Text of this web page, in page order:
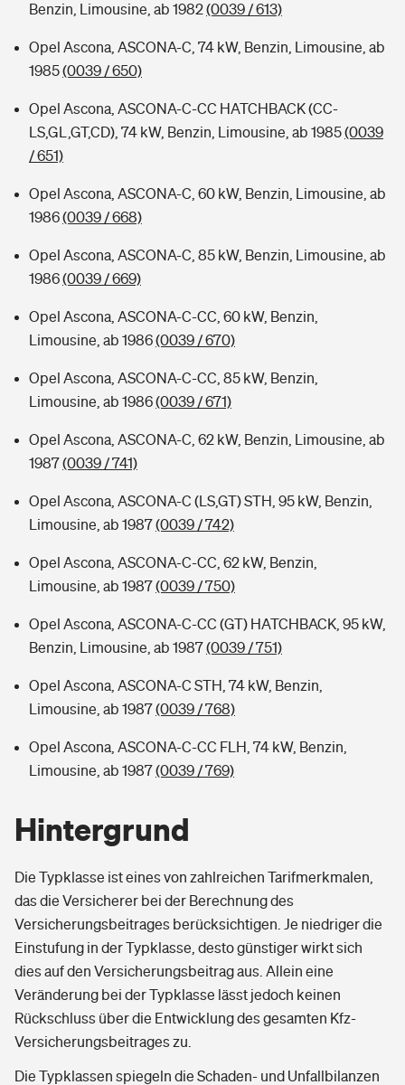
Benzin, Limousine, ab 1982(0039 / 613)
Opel Ascona, ASCONA-C, 74 kW, Benzin, Limousine, ab
1985(0039 / 650)
Opel Ascona, ASCONA-C-CC HATCHBACK (CC-
LS,GL,GT,CD), 74 kW, Benzin, Limousine, ab 1985(0039
/ 651)
Opel Ascona, ASCONA-C, 60 kW, Benzin, Limousine, ab
1986(0039 / 668)
Opel Ascona, ASCONA-C, 85 kW, Benzin, Limousine, ab
1986(0039 / 669)
Opel Ascona, ASCONA-C-CC, 60 kW, Benzin,
Limousine, ab 1986(0039 / 670)
Opel Ascona, ASCONA-C-CC, 85 kW, Benzin,
Limousine, ab 1986(0039 / 671)
Opel Ascona, ASCONA-C, 62 kW, Benzin, Limousine, ab
1987(0039 / 741)
Opel Ascona, ASCONA-C (LS,GT) STH, 95 kW, Benzin,
Limousine, ab 1987(0039 / 742)
Opel Ascona, ASCONA-C-CC, 62 kW, Benzin,
Limousine, ab 1987(0039 / 750)
Opel Ascona, ASCONA-C-CC (GT) HATCHBACK, 95 kW,
Benzin, Limousine, ab 1987(0039 / 751)
Opel Ascona, ASCONA-C STH, 74 kW, Benzin,
Limousine, ab 1987(0039 / 768)
Opel Ascona, ASCONA-C-CC FLH, 74 kW, Benzin,
Limousine, ab 1987(0039 / 769)
Hintergrund
Die Typklasse ist eines von zahlreichen Tarifmerkmalen,
das die Versicherer bei der Berechnung des
Versicherungsbeitrages berücksichtigen. Je niedriger die
Einstufung in der Typklasse, desto günstiger wirkt sich
dies auf den Versicherungsbeitrag aus. Allein eine
Veränderung bei der Typklasse lässt jedoch keinen
Rückschluss über die Entwicklung des gesamten Kfz-
Versicherungsbeitrages zu.
Die Typklassen spiegeln die Schaden- und Unfallbilanzen